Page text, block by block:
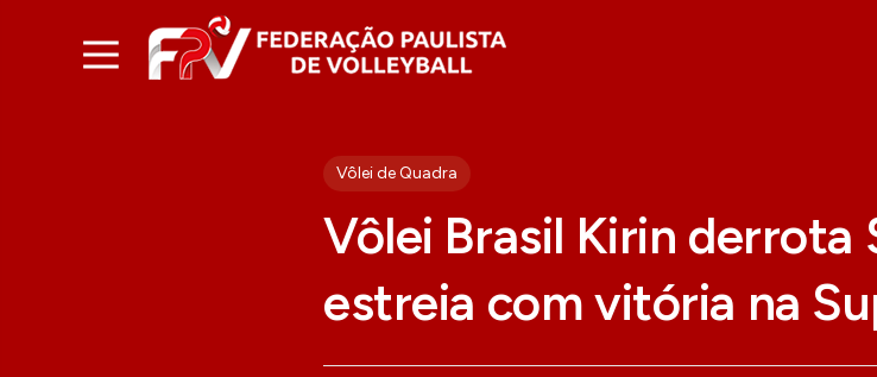
Vôlei de Quadra
Vôlei Brasil Kirin derrota
estreia com vitória na